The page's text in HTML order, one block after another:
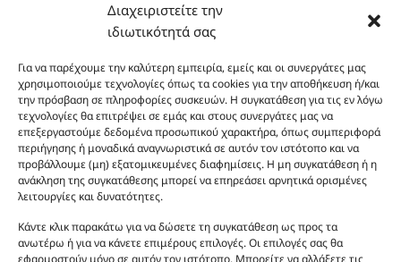
Διαχειριστείτε την
ιδιωτικότητά σας
Για να παρέχουμε την καλύτερη εμπειρία, εμείς και οι συνεργάτες μας
χρησιμοποιούμε τεχνολογίες όπως τα cookies για την αποθήκευση ή/και
την πρόσβαση σε πληροφορίες συσκευών. Η συγκατάθεση για τις εν λόγω
τεχνολογίες θα επιτρέψει σε εμάς και στους συνεργάτες μας να
επεξεργαστούμε δεδομένα προσωπικού χαρακτήρα, όπως συμπεριφορά
περιήγησης ή μοναδικά αναγνωριστικά σε αυτόν τον ιστότοπο και να
προβάλλουμε (μη) εξατομικευμένες διαφημίσεις. Η μη συγκατάθεση ή η
ανάκληση της συγκατάθεσης μπορεί να επηρεάσει αρνητικά ορισμένες
λειτουργίες και δυνατότητες.
Κάντε κλικ παρακάτω για να δώσετε τη συγκατάθεση ως προς τα
ανωτέρω ή για να κάνετε επιμέρους επιλογές. Οι επιλογές σας θα
εφαρμοστούν μόνο σε αυτόν τον ιστότοπο. Μπορείτε να αλλάξετε τις
Body Lotion Vanilla 28 200ml 12.00
Body Lotion Vanilla 28 200ml ποσότητα
Body Lotion Gold Shimmer Vanilla 28 200ml €13.00
Body Lotion Gold Shimmer Vanilla 28 200ml
στο
καλάθι
Body Butter Vanilla 28 200ml
Body Butter Vanilla 28 200ml ποσότητα
Προσθήκη
στο
καλάθι
Φύλο:Ανδρικά
Κωδικός προϊόντος :MP247
ΓΛΥΚΑ, ΔΡΟΣΕΡΑ, ΞΥΛΩΔΗ, ΠΟΥΔΡΕΝΙΑ
Εποχές:ΑΝΟΙΞΗ, ΚΑΛΟΚΑΙΡΙ
Αρωματική Νότα:MUSKY, SWEET, VANILLA